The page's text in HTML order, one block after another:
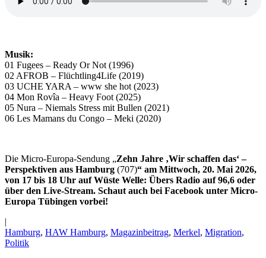
Musik:
01 Fugees – Ready Or Not (1996)
02 AFROB – Flüchtling4Life (2019)
03 UCHE YARA – www she hot (2023)
04 Mon Rovîa – Heavy Foot (2025)
05 Nura – Niemals Stress mit Bullen (2021)
06 Les Mamans du Congo – Meki (2020)
Die Micro-Europa-Sendung „Zehn Jahre ‚Wir schaffen das‘ –
Perspektiven aus Hamburg (707)“ am Mittwoch, 20. Mai 2026,
von 17 bis 18 Uhr auf Wüste Welle: Übers Radio auf 96,6 oder
über den Live-Stream. Schaut auch bei Facebook unter Micro-
Europa Tübingen vorbei!
|
Hamburg, HAW Hamburg, Magazinbeitrag, Merkel, Migration,
Politik